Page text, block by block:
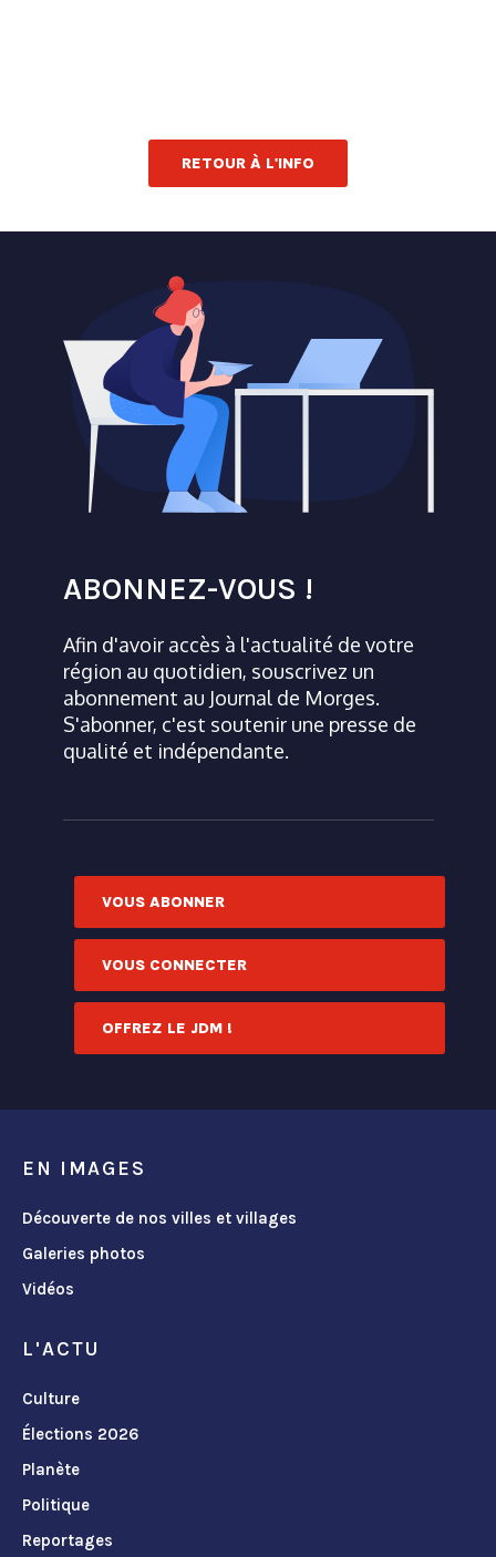
RETOUR À L'INFO
ABONNEZ-VOUS !
Afin d'avoir accès à l'actualité de votre
région au quotidien, souscrivez un
abonnement au Journal de Morges.
S'abonner, c'est soutenir une presse de
qualité et indépendante.
VOUS ABONNER
VOUS CONNECTER
OFFREZ LE JDM !
EN IMAGES
Découverte de nos villes et villages
Galeries photos
Vidéos
L'ACTU
Culture
Élections 2026
Planète
Politique
Reportages